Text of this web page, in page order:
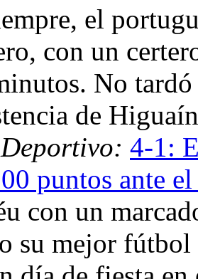
el
con un
No tardó
de
4-1:
puntos ante
con un
su mejor